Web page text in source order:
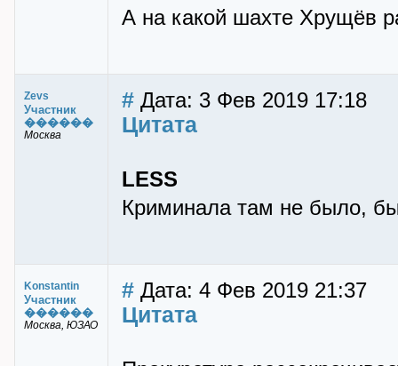
А на какой шахте Хрущёв
Zevs
Участник
������
Москва
# Дата: 3 Фев 2019 17:18
Цитата
LESS
Криминала там не было,
Konstantin
Участник
������
Москва, ЮЗАО
# Дата: 4 Фев 2019 21:37
Цитата